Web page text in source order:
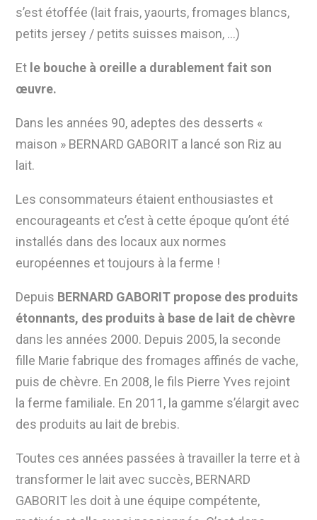
s’est étoffée (lait frais, yaourts, fromages blancs,
petits jersey / petits suisses maison, …)
Et le bouche à oreille a durablement fait son
œuvre.
Dans les années 90, adeptes des desserts «
maison » BERNARD GABORIT a lancé son Riz au
lait.
Les consommateurs étaient enthousiastes et
encourageants et c’est à cette époque qu’ont été
installés dans des locaux aux normes
européennes et toujours à la ferme !
Depuis BERNARD GABORIT propose des produits
étonnants, des produits à base de lait de chèvre
dans les années 2000. Depuis 2005, la seconde
fille Marie fabrique des fromages affinés de vache,
puis de chèvre. En 2008, le fils Pierre Yves rejoint
la ferme familiale. En 2011, la gamme s’élargit avec
des produits au lait de brebis.
Toutes ces années passées à travailler la terre et à
transformer le lait avec succès, BERNARD
GABORIT les doit à une équipe compétente,